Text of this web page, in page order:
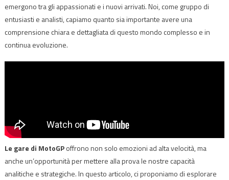
emergono tra gli appassionati e i nuovi arrivati. Noi, come gruppo di
entusiasti e analisti, capiamo quanto sia importante avere una
comprensione chiara e dettagliata di questo mondo complesso e in
continua evoluzione.
Le gare di MotoGPoffrono non solo emozioni ad alta velocità, ma
anche un’opportunità per mettere alla prova le nostre capacità
analitiche e strategiche. In questo articolo, ci proponiamo di esplorare